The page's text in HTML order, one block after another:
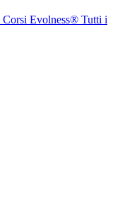
Corsi Evolness® Tutti i